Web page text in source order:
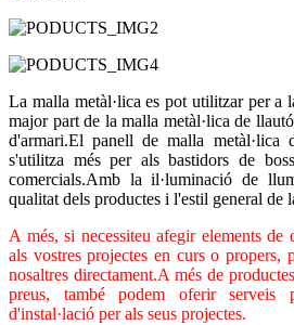
La malla metàl·lica es pot utilitzar per a
major part de la malla metàl·lica de
d'armari.El panell de malla metàl·lica
s'utilitza més per als bastidors de
comercials.Amb la il·luminació de
qualitat dels productes i l'estil general de
A més, si necessiteu afegir elements de
als vostres projectes en curs o propers,
nosaltres directament.A més de
preus, també podem oferir serveis
d'instal·lació per als seus projectes.